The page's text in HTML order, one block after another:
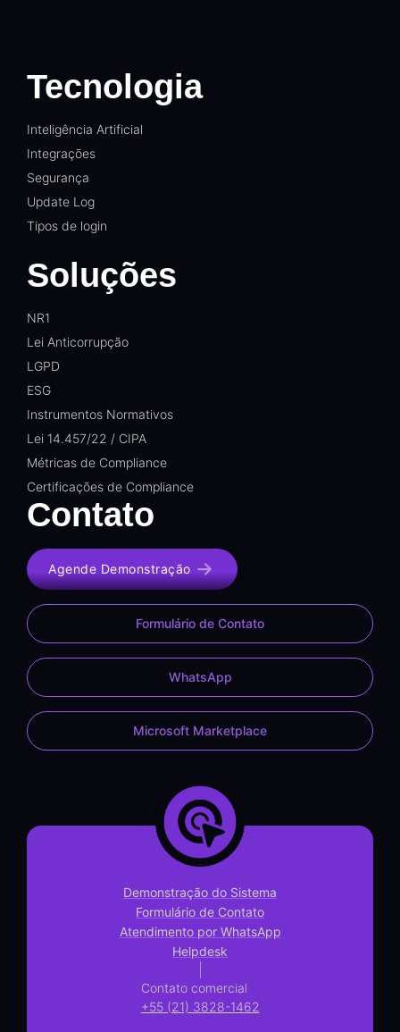
Tecnologia
Inteligência Artificial
Integrações
Segurança
Update Log
Tipos de login
Soluções
NR1
Lei Anticorrupção
LGPD
ESG
Instrumentos Normativos
Lei 14.457/22 / CIPA
Métricas de Compliance
Certificações de Compliance
Contato
Agende Demonstração
Formulário de Contato
WhatsApp
Microsoft Marketplace
Demonstração do Sistema
Formulário de Contato
Atendimento por WhatsApp
Helpdesk
Contato comercial
+55 (21) 3828-1462